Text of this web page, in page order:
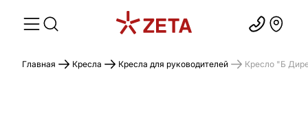
Главная Кресла Кресла для руководителей Кресло "Б